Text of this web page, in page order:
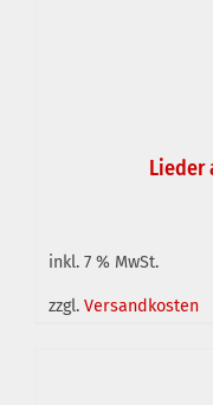
IN DEN
Lieder
inkl. 7 % MwSt.
zzgl. Versandkosten